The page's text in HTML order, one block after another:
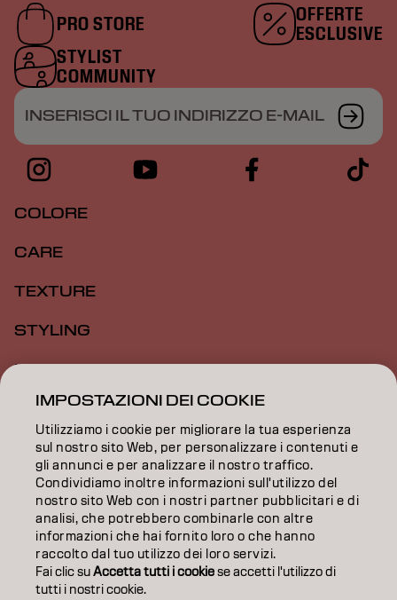
PRO STORE
OFFERTE
ESCLUSIVE
STYLIST
COMMUNITY
INSERISCI IL TUO INDIRIZZO E-MAIL
COLORE
CARE
TEXTURE
STYLING
ISPIRAZIONE
FORMAZIONE
INFORMAZIONI
SALON FINDER
DIVENTA PARTNER
CONTATTACI
IMPOSTAZIONI DEI COOKIE
Utilizziamo i cookie per migliorare la tua esperienza
sul nostro sito Web, per personalizzare i contenuti e
gli annunci e per analizzare il nostro traffico.
Condividiamo inoltre informazioni sull'utilizzo del
nostro sito Web con i nostri partner pubblicitari e di
analisi, che potrebbero combinarle con altre
informazioni che hai fornito loro o che hanno
raccolto dal tuo utilizzo dei loro servizi.
Fai clic suAccetta tutti i cookiese accetti l'utilizzo di
tutti i nostri cookie.